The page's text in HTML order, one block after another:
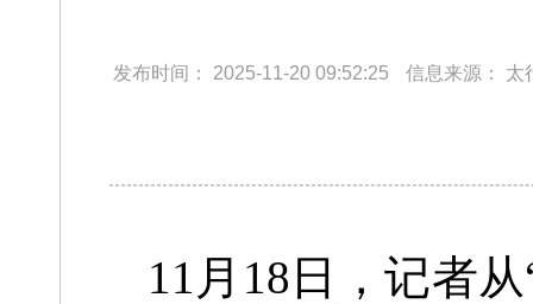
发布时间： 2025-11-20 09:52:25 信息来源： 太
11月18日，记者